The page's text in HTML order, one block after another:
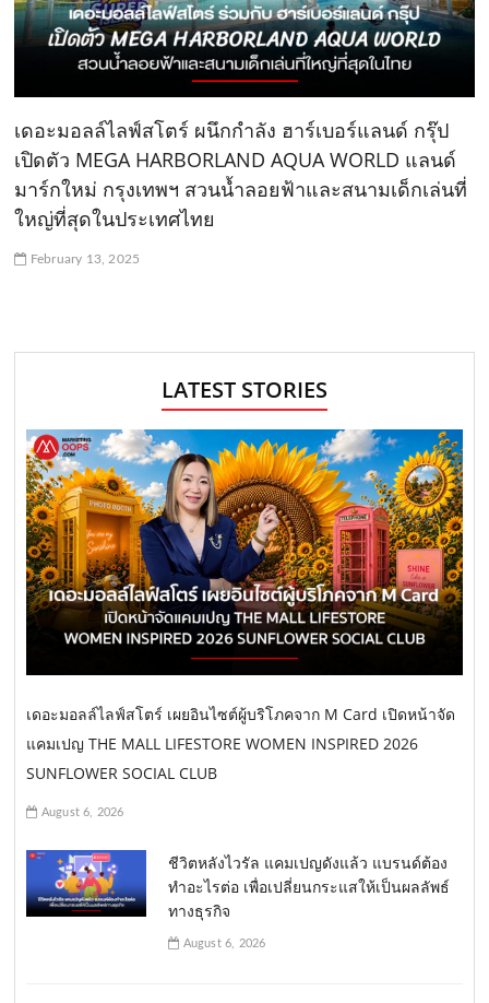
เดอะมอลล์ไลฟ์สโตร์ ผนึกกำลัง ฮาร์เบอร์แลนด์ กรุ๊ป
เปิดตัว MEGA HARBORLAND AQUA WORLD แลนด์
มาร์กใหม่ กรุงเทพฯ สวนน้ำลอยฟ้าและสนามเด็กเล่นที่
ใหญ่ที่สุดในประเทศไทย
February 13, 2025
LATEST STORIES
เดอะมอลล์ไลฟ์สโตร์ เผยอินไซต์ผู้บริโภคจาก M Card เปิดหน้าจัด
แคมเปญ THE MALL LIFESTORE WOMEN INSPIRED 2026
SUNFLOWER SOCIAL CLUB
August 6, 2026
ชีวิตหลังไวรัล แคมเปญดังแล้ว แบรนด์ต้อง
ทำอะไรต่อ เพื่อเปลี่ยนกระแสให้เป็นผลลัพธ์
ทางธุรกิจ
August 6, 2026